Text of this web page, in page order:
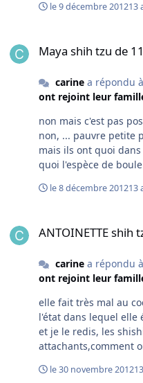
le 9 décembre 201213
Maya shih tzu de
carinea répondu
ont rejoint leur
non mais c'est pas
non, ... pauvre petite puce, .. au risque de se répéter,
mais ils ont quoi dans la
quoi l'espèce de
le 8 décembre 201213
ANTOINETTE shih
carinea répondu
ont rejoint leur
elle fait très mal au
l'état dans lequel elle
et je le redis, les
attachants,comment
pour pouvoir profiter
le 30 novembre 2012